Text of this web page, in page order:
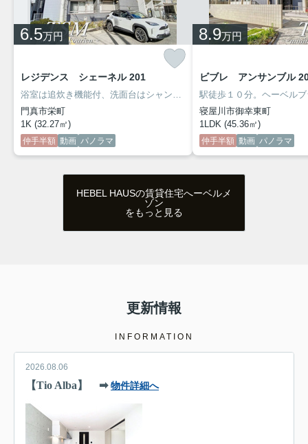
6.5万円
レジデンス シェーネル 201
門真市栄町
1K (32.27㎡)
仲手半額 動画 パノラマ
8.9万円
ビブレ アンサンブル
寝屋川市御幸東町
1LDK (45.36㎡)
仲手半額 動画 パノラマ
HEBEL HAUSの賃貸住宅へーベルメ
ゾン
をもっと見る
更新情報
INFORMATION
2026.08.06
【Tio Alba】 ➡物件詳細へ